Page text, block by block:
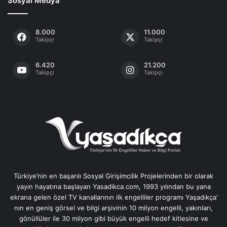
8.000
Takipçi
11.000
Takipçi
6.420
Takipçi
21.200
Takipçi
Türkiye’nin en başarılı Sosyal Girişimcilik Projelerinden bir olarak
yayın hayatına başlayan Yasadikca.com, 1993 yılından bu yana
ekrana gelen özel TV kanallarının ilk engelliler programı Yaşadıkça’
nın en geniş görsel ve bilgi arşivinin 10 milyon engelli, yakınları,
gönüllüler ile 30 milyon gibi büyük engelli hedef kitlesine ve